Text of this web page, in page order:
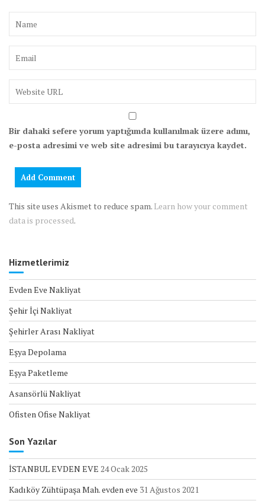
Bir dahaki sefere yorum yaptığımda kullanılmak üzere adımı,
e-posta adresimi ve web site adresimi bu tarayıcıya kaydet.
This site uses Akismet to reduce spam. Learn how your comment
data is processed.
Hizmetlerimiz
Evden Eve Nakliyat
Şehir İçi Nakliyat
Şehirler Arası Nakliyat
Eşya Depolama
Eşya Paketleme
Asansörlü Nakliyat
Ofisten Ofise Nakliyat
Son Yazılar
İSTANBUL EVDEN EVE 24 Ocak 2025
Kadıköy Zühtüpaşa Mah. evden eve 31 Ağustos 2021